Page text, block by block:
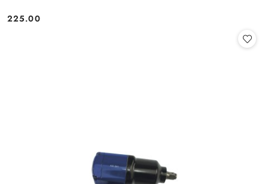
Cena:
225.00